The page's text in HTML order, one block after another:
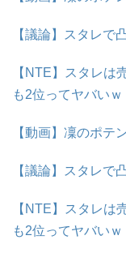
【議論】スタレで
【NTE】スタレ
も2位ってヤバいｗ
【動画】凜のポテ
【議論】スタレで
【NTE】スタレ
も2位ってヤバいｗ